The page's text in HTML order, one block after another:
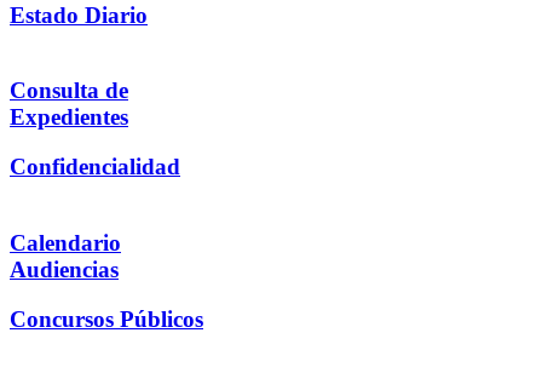
Estado Diario
Consulta de
Expedientes
Confidencialidad
Calendario
Audiencias
Concursos Públicos